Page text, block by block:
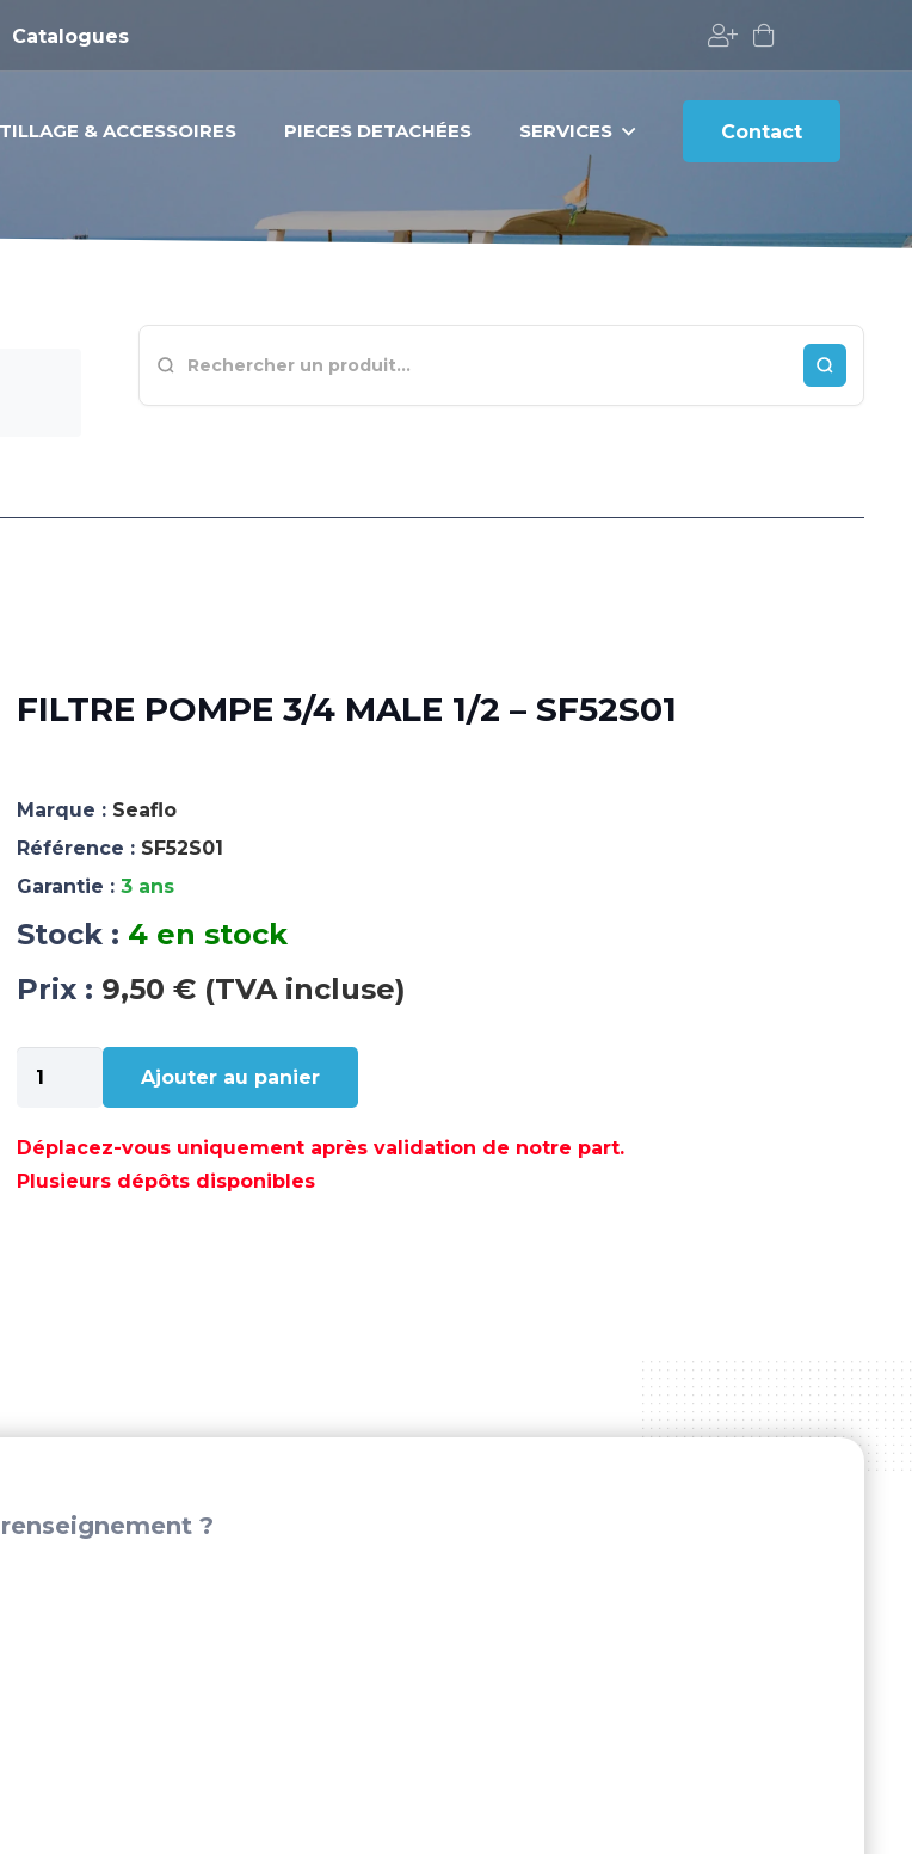
Catalogues
& ACCESSOIRES PIECES DETACHÉES SERVICES Contact
FILTRE POMPE 3/4 MALE 1/2 – SF52S01
Marque : Seaflo
Référence : SF52S01
Garantie : 3 ans
Stock : 4 en stock
Prix : 9,50 € (TVA incluse)
quantité
de
POMPE
3/4
Ajouter au panier
Déplacez-vous uniquement après validation de notre part.
Plusieurs dépôts disponibles
?